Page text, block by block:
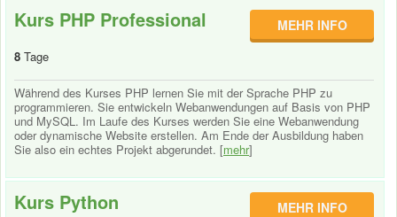
Kurs PHP Professional
8 Tage
MEHR INFO
Während des Kurses PHP lernen Sie mit der Sprache PHP zu
programmieren. Sie entwickeln Webanwendungen auf Basis von PHP
und MySQL. Im Laufe des Kurses werden Sie eine Webanwendung
oder dynamische Website erstellen. Am Ende der Ausbildung haben
Sie also ein echtes Projekt abgerundet. [mehr]
Kurs Python MEHR INFO